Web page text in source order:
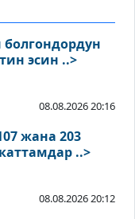
эсин ..>
08.08.2026 20:16
жана 203
..>
08.08.2026 20:12